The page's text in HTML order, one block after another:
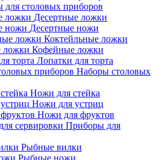
для столовых приборов
Десертные ложки
Десертные ножи
Коктейльные ложки
Кофейные ложки
Лопатки для торта
Наборы столовых
Ножи для стейка
Ножи для устриц
Ножи для фруктов
Приборы для
Рыбные вилки
Рыбные ножи